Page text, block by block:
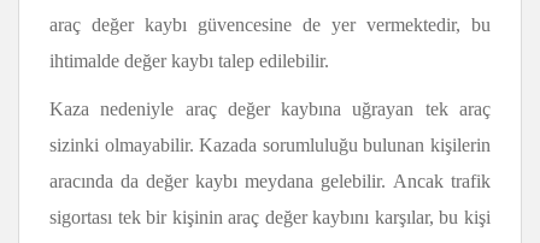
araç değer kaybı güvencesine de yer vermektedir, bu
ihtimalde değer kaybı talep edilebilir.
Kaza nedeniyle araç değer kaybına uğrayan tek araç
sizinki olmayabilir. Kazada sorumluluğu bulunan kişilerin
aracında da değer kaybı meydana gelebilir. Ancak trafik
sigortası tek bir kişinin araç değer kaybını karşılar, bu kişi